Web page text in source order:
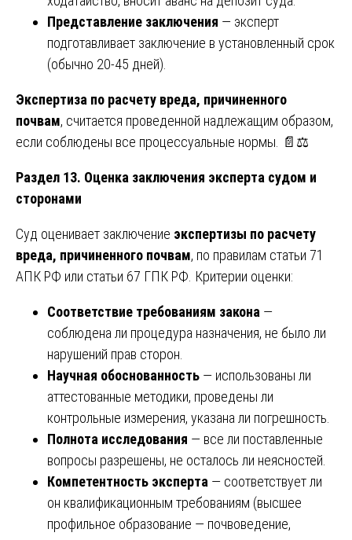
Представление заключения — эксперт
подготавливает заключение в установленный срок
(обычно 20-45 дней).
Экспертиза по расчету вреда, причиненного
почвам, считается проведенной надлежащим образом,
если соблюдены все процессуальные нормы. 📄⚖️
Раздел 13. Оценка заключения эксперта судом и
сторонами
Суд оценивает заключение экспертизы по расчету
вреда, причиненного почвам, по правилам статьи 71
АПК РФ или статьи 67 ГПК РФ. Критерии оценки:
Соответствие требованиям закона —
соблюдена ли процедура назначения, не было ли
нарушений прав сторон.
Научная обоснованность — использованы ли
аттестованные методики, проведены ли
контрольные измерения, указана ли погрешность.
Полнота исследования — все ли поставленные
вопросы разрешены, не осталось ли неясностей.
Компетентность эксперта — соответствует ли
он квалификационным требованиям (высшее
профильное образование — почвоведение,